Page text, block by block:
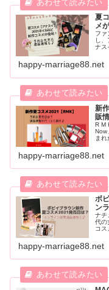
夏
メ
ファ
し
ナス
コ
ご紹
happy-marriage88.net
新
販
R M
Now
ま
報・
happy-marriage88.net
ボ
ン
ナチ
代の
コス
容
happy-marriage88.net